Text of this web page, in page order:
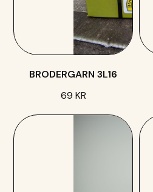
BRODERGARN 3L16
69 KR